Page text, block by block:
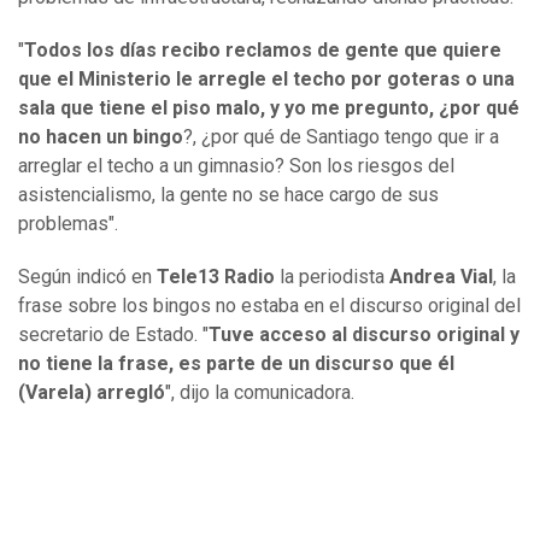
"Todos los días recibo reclamos de gente que quiere
que el Ministerio le arregle el techo por goteras o una
sala que tiene el piso malo, y yo me pregunto, ¿por qué
no hacen un bingo?, ¿por qué de Santiago tengo que ir a
arreglar el techo a un gimnasio? Son los riesgos del
asistencialismo, la gente no se hace cargo de sus
problemas".
Según indicó en Tele13 Radio la periodista Andrea Vial, la
frase sobre los bingos no estaba en el discurso original del
secretario de Estado. "Tuve acceso al discurso original y
no tiene la frase, es parte de un discurso que él
(Varela) arregló", dijo la comunicadora.